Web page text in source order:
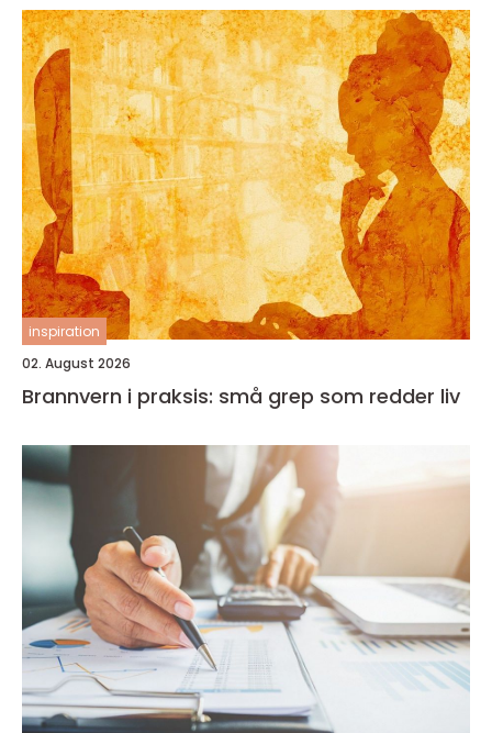
inspiration
02. August 2026
Brannvern i praksis: små grep som redder liv